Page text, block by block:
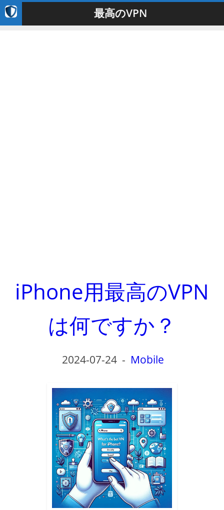
最高のVPN
iPhone用最高のVPN
は何ですか？
2024-07-24 - Mobile